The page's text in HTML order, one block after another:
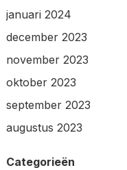
januari 2024
december 2023
november 2023
oktober 2023
september 2023
augustus 2023
Categorieën